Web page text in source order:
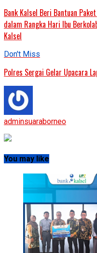
Bank Kalsel Beri Bantuan
dalam Rangka Hari Ibu
Kalsel
Don't Miss
Polres Sergai Gelar Upacara
adminsuaraborneo
You may like